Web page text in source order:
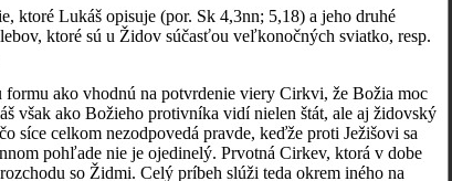
ktoré Lukáš opisuje (por. Sk 4,3nn; 5,18) a jeho druhé
ktoré sú u Židov súčasťou veľkonočných sviatko, resp.
ako vhodnú na potvrdenie viery Cirkvi, že Božia moc
však ako Božieho protivníka vidí nielen štát, ale aj židovský
síce celkom nezodpovedá pravde, keďže proti Ježišovi sa
pohľade nie je ojedinelý. Prvotná Cirkev, ktorá v dobe
so Židmi. Celý príbeh slúži teda okrem iného na